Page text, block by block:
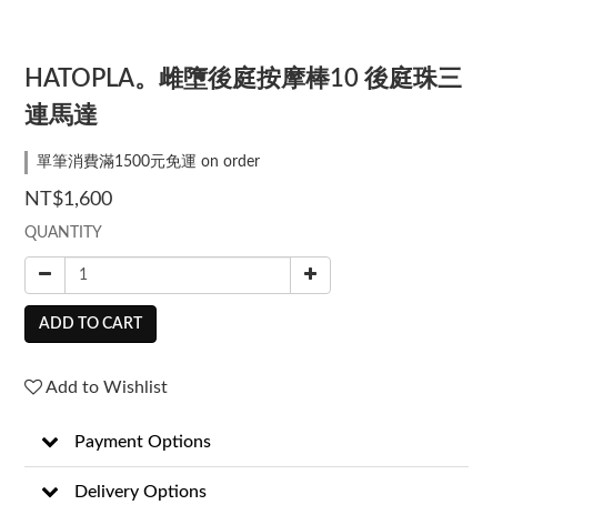
HATOPLA。雌墮後庭按摩棒10 後庭珠三
連馬達
單筆消費滿1500元免運 on order
NT$1,600
QUANTITY
ADD TO CART
Add to Wishlist
Payment Options
Delivery Options